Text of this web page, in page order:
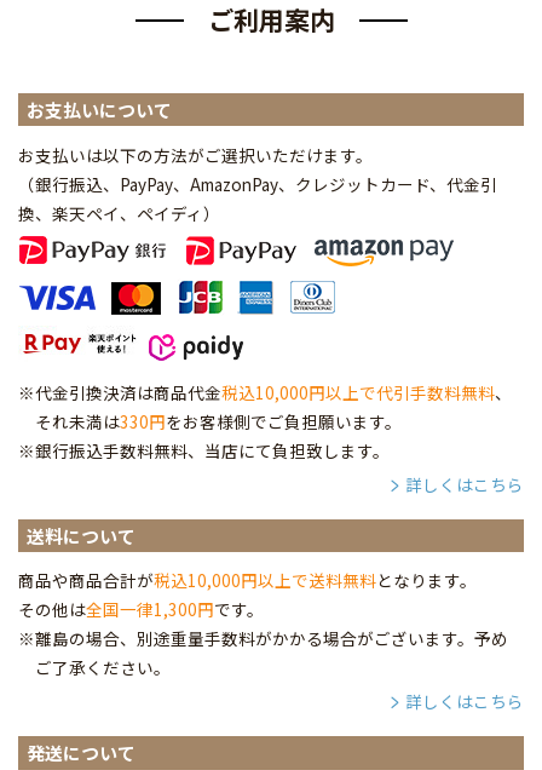
ご利用案内
お支払いについて
お支払いは以下の方法がご選択いただけます。
（銀行振込、PayPay、AmazonPay、クレジットカード、代金引
換、楽天ペイ、ペイディ ）
※代金引換決済は商品代金税込10,000円以上で代引手数料無料、
それ未満は330円をお客様側でご負担願います。
※銀行振込手数料無料、当店にて負担致します。
詳しくはこちら
送料について
商品や商品合計が税込10,000円以上で送料無料となります。
その他は全国一律1,300円です。
※離島の場合、別途重量手数料がかかる場合がございます。予め
ご了承ください。
詳しくはこちら
発送について